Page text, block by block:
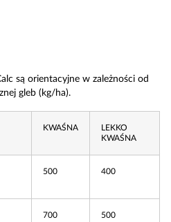
są orientacyjne w zależności od
gleb (kg/ha).
KWAŚNA
LEKKO
KWAŚNA
500 400
700 500